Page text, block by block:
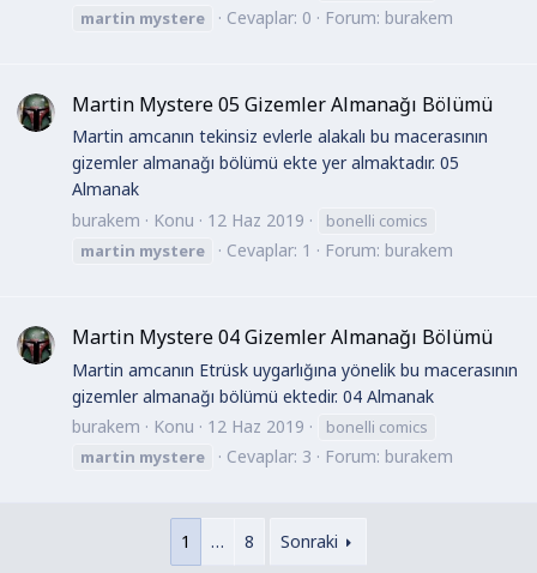
martin mystere Cevaplar: 0 Forum: burakem
Martin Mystere 05 Gizemler Almanağı Bölümü
Martin amcanın tekinsiz evlerle alakalı bu macerasının
gizemler almanağı bölümü ekte yer almaktadır. 05
Almanak
burakem
Konu 12 Haz 2019
bonelli comics
martin mystere Cevaplar: 1 Forum: burakem
Martin Mystere 04 Gizemler Almanağı Bölümü
Martin amcanın Etrüsk uygarlığına yönelik bu macerasının
gizemler almanağı bölümü ektedir. 04 Almanak
burakem
Konu 12 Haz 2019
bonelli comics
martin mystere Cevaplar: 3 Forum: burakem
1 … 8 Sonraki